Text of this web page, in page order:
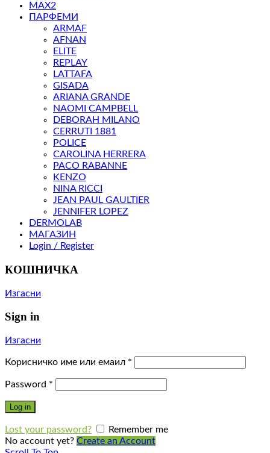
MAX2
ПАРФЕМИ
ARMAF
AFNAN
ELITE
REPLAY
LATTAFA
GISADA
ARIANA GRANDE
NAOMI CAMPBELL
DEBORAH MILANO
CERRUTI 1881
POLICE
CAROLINA HERRERA
PACO RABANNE
KENZO
NINA RICCI
JEAN PAUL GAULTIER
JENNIFER LOPEZ
DERMOLAB
МАГАЗИН
Login / Register
КОШНИЧКА
Изгасни
Sign in
Изгасни
Корисничко име или емаил *
Password *
Log in
Lost your password?
Remember me
No account yet? Create an Account